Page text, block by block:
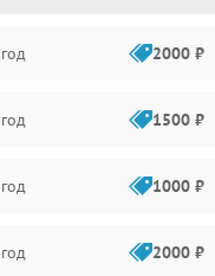
2000 ₽
1500 ₽
1000 ₽
2000 ₽